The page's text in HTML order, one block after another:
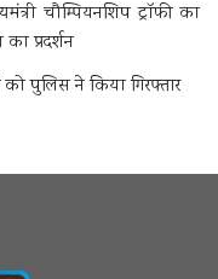
चौम्पियनशिप ट्रॉफी का
प्रदर्शन
पुलिस ने किया गिरफ्तार